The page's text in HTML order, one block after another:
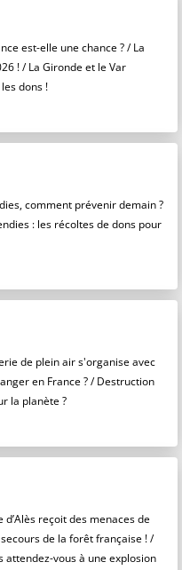
est-elle une chance ? / La
! / La Gironde et le Var
dons !
comment prévenir demain ?
: les récoltes de dons pour
de plein air s'organise avec
en France ? / Destruction
la planète ?
reçoit des menaces de
de la forêt française ! /
attendez-vous à une explosion